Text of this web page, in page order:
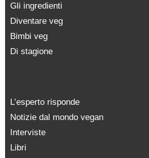
Gli ingredienti
Diventare veg
Bimbi veg
Di stagione
L’esperto risponde
Notizie dal mondo vegan
Interviste
Libri